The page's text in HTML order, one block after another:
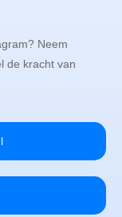
Neem
de kracht van